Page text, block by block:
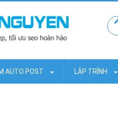
AUTO POST LẬP TRÌNH